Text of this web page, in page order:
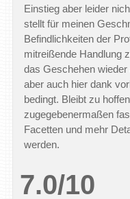
Einstieg aber leider
stellt für meinen
Befindlichkeiten der
mitreißende Handlung
das Geschehen
aber auch hier dank
bedingt. Bleibt zu
zugegebenermaßen
Facetten und mehr
werden.
7.0/10